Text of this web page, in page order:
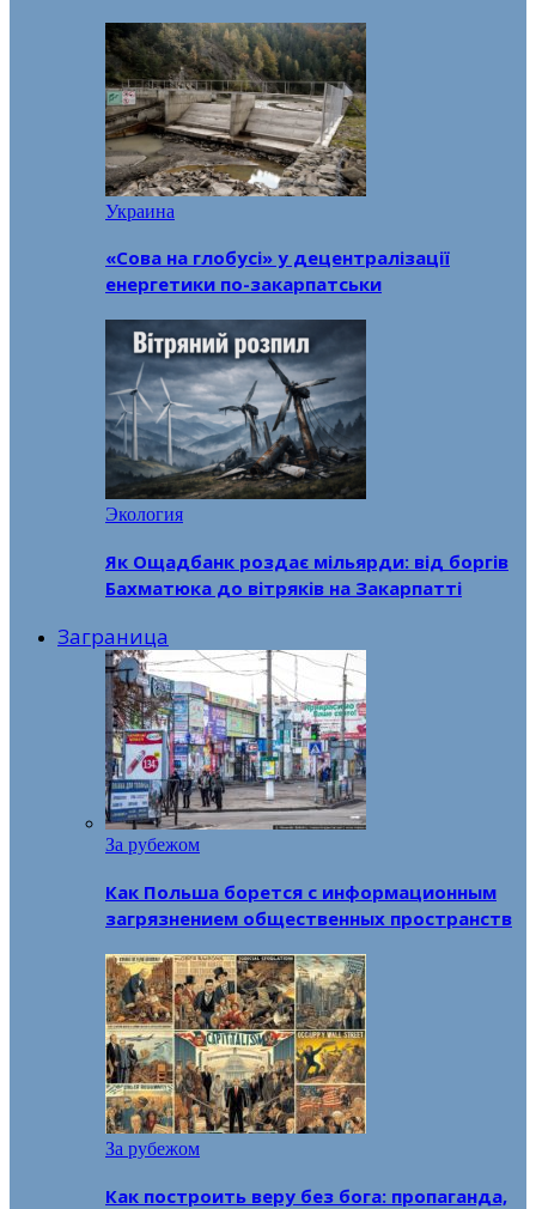
Украина
«Сова на глобусі» у децентралізації
енергетики по-закарпатськи
Экология
Як Ощадбанк роздає мільярди: від боргів
Бахматюка до вітряків на Закарпатті
Заграница
За рубежом
Как Польша борется с информационным
загрязнением общественных пространств
За рубежом
Как построить веру без бога: пропаганда,